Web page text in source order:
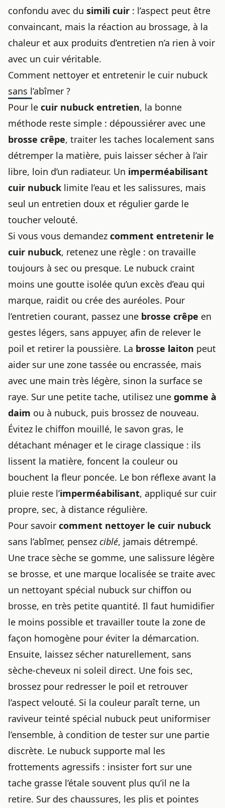
confondu avec du simili cuir : l’aspect peut être
convaincant, mais la réaction au brossage, à la
chaleur et aux produits d’entretien n’a rien à voir
avec un cuir véritable.
Comment nettoyer et entretenir le cuir nubuck
sans l’abîmer ?
Pour le cuir nubuck entretien, la bonne
méthode reste simple : dépoussiérer avec une
brosse crêpe, traiter les taches localement sans
détremper la matière, puis laisser sécher à l’air
libre, loin d’un radiateur. Un imperméabilisant
cuir nubuck limite l’eau et les salissures, mais
seul un entretien doux et régulier garde le
toucher velouté.
Si vous vous demandez comment entretenir le
cuir nubuck, retenez une règle : on travaille
toujours à sec ou presque. Le nubuck craint
moins une goutte isolée qu’un excès d’eau qui
marque, raidit ou crée des auréoles. Pour
l’entretien courant, passez une brosse crêpe en
gestes légers, sans appuyer, afin de relever le
poil et retirer la poussière. La brosse laiton peut
aider sur une zone tassée ou encrassée, mais
avec une main très légère, sinon la surface se
raye. Sur une petite tache, utilisez une gomme à
daim ou à nubuck, puis brossez de nouveau.
Évitez le chiffon mouillé, le savon gras, le
détachant ménager et le cirage classique : ils
lissent la matière, foncent la couleur ou
bouchent la fleur poncée. Le bon réflexe avant la
pluie reste l’imperméabilisant, appliqué sur cuir
propre, sec, à distance régulière.
Pour savoir comment nettoyer le cuir nubuck
sans l’abîmer, pensez ciblé, jamais détrempé.
Une trace sèche se gomme, une salissure légère
se brosse, et une marque localisée se traite avec
un nettoyant spécial nubuck sur chiffon ou
brosse, en très petite quantité. Il faut humidifier
le moins possible et travailler toute la zone de
façon homogène pour éviter la démarcation.
Ensuite, laissez sécher naturellement, sans
sèche-cheveux ni soleil direct. Une fois sec,
brossez pour redresser le poil et retrouver
l’aspect velouté. Si la couleur paraît terne, un
raviveur teinté spécial nubuck peut uniformiser
l’ensemble, à condition de tester sur une partie
discrète. Le nubuck supporte mal les
frottements agressifs : insister fort sur une
tache grasse l’étale souvent plus qu’il ne la
retire. Sur des chaussures, les plis et pointes